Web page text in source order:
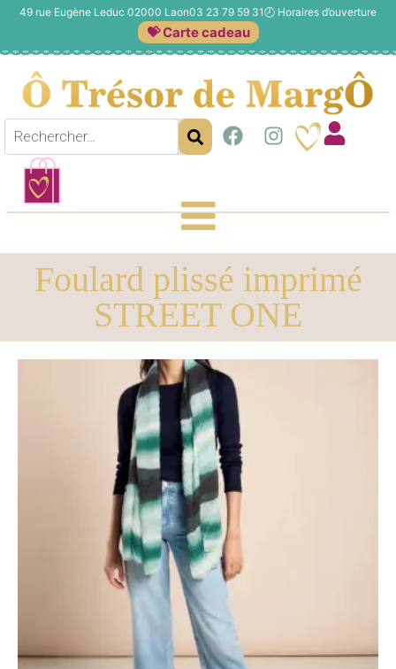
49 rue Eugène Leduc 02000 Laon03 23 79 59 31🕗 Horaires d’ouverture
💝 Carte cadeau
Foulard plissé imprimé
STREET ONE